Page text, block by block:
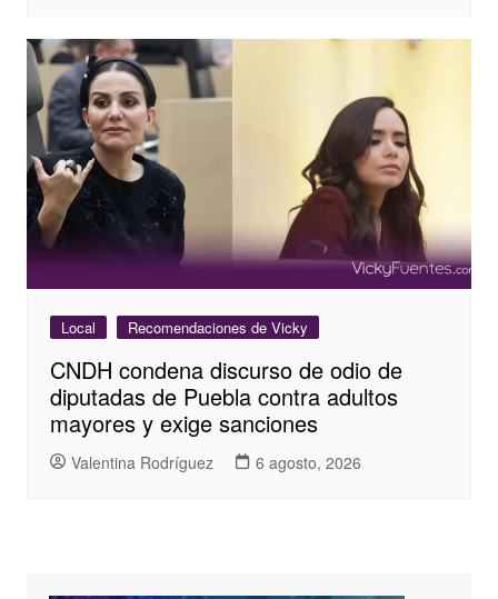
Local Recomendaciones de Vicky
CNDH condena discurso de odio de
diputadas de Puebla contra adultos
mayores y exige sanciones
Valentina Rodríguez 6 agosto, 2026